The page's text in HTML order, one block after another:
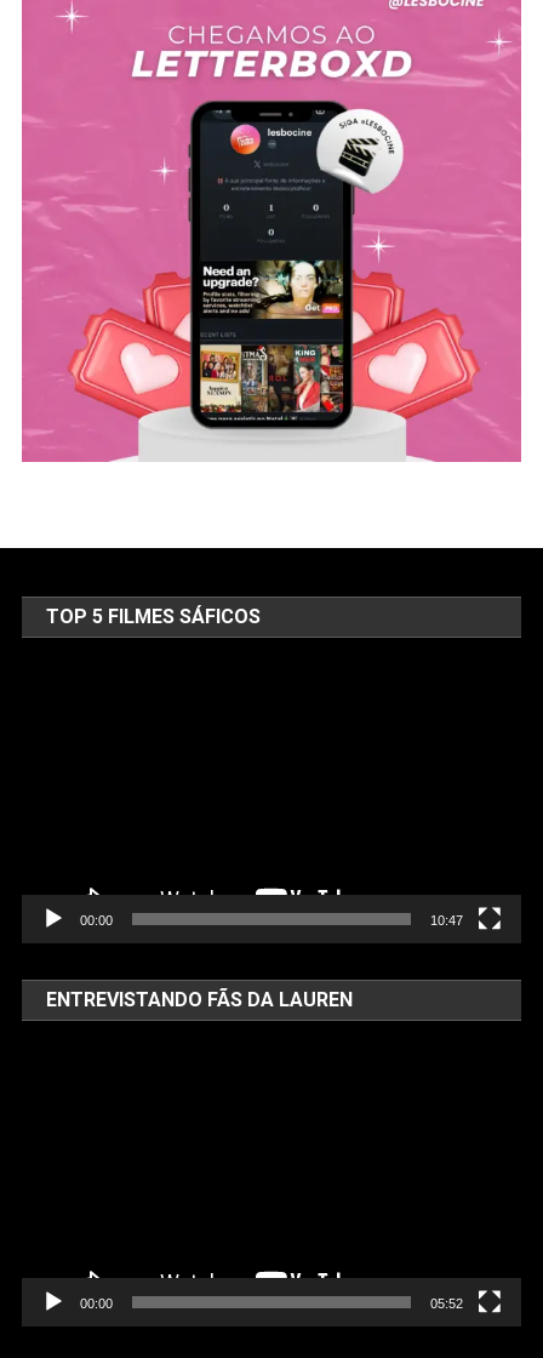
TOP 5 FILMES SÁFICOS
00:00 10:47
ENTREVISTANDO FÃS DA LAUREN
00:00 05:52